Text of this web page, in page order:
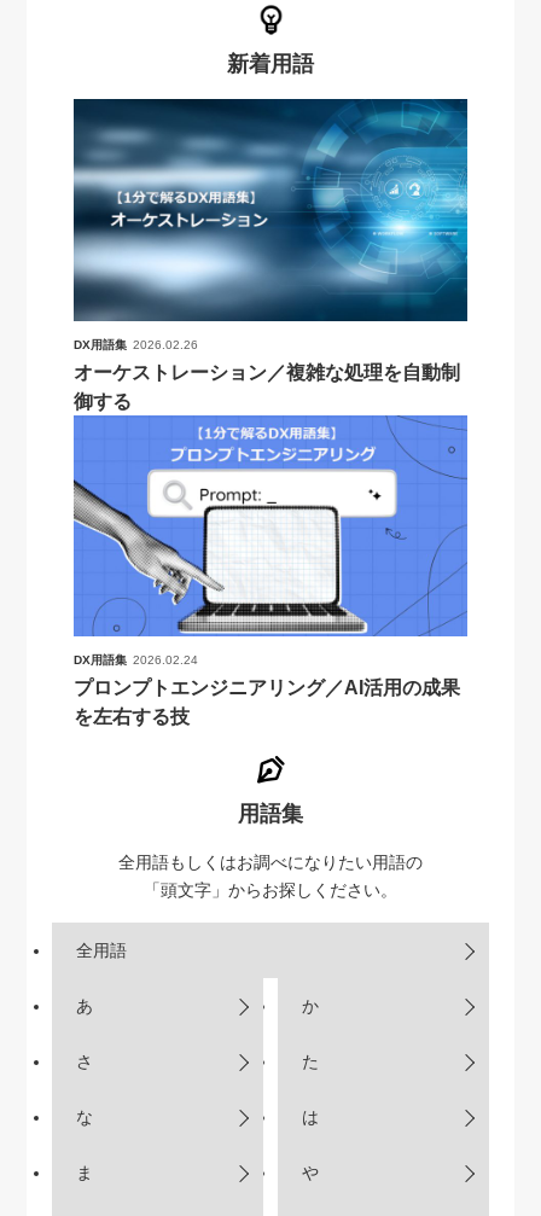
新着用語
DX用語集 2026.02.26
オーケストレーション／複雑な処理を自動制
御する
DX用語集 2026.02.24
プロンプトエンジニアリング／AI活用の成果
を左右する技
用語集
全用語もしくはお調べになりたい用語の
「頭文字」からお探しください。
全用語
あ か
さ た
な は
ま や